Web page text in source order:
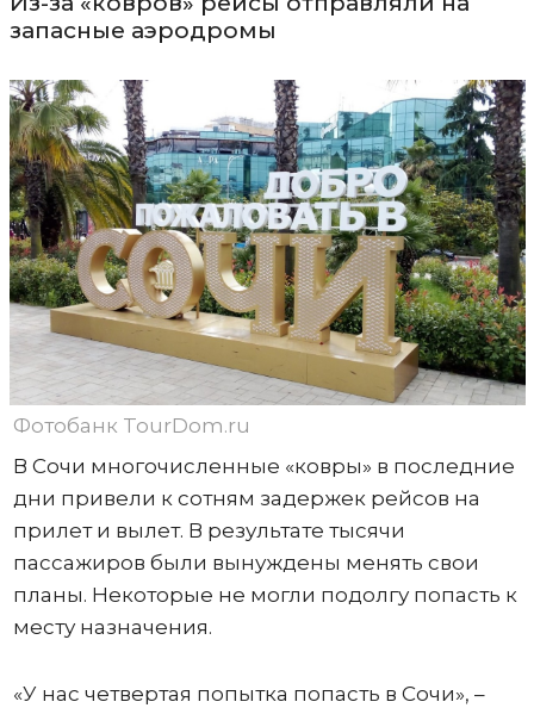
запасные аэродромы
Фотобанк TourDom.ru
В Сочи многочисленные «ковры» в последние
дни привели к сотням задержек рейсов на
прилет и вылет. В результате тысячи
пассажиров были вынуждены менять свои
планы. Некоторые не могли подолгу попасть к
месту назначения.
«У нас четвертая попытка попасть в Сочи», –